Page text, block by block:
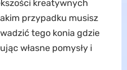
kreatywnych
przypadku musisz
tego konia gdzie
własne pomysły i